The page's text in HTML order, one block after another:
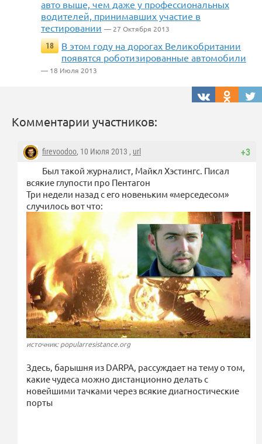
авто выше, чем даже у профессиональных
водителей, принимавших участие в
тестировании — 27 Октября 2013
18
В этом году на дорогах Великобритании
появятся роботизированные автомобили
— 18 Июля 2013
Комментарии участников:
+3
firevoodoo, 10 Июля 2013 , url
Был такой журналист, Майкл Хэстингс. Писал
всякие глупости про Пентагон
Три недели назад с его новеньким «мерседесом»
случилось вот что:
источник: popularresistance.org
Здесь, барышня из DARPA, рассуждает на тему о том,
какие чудеса можно дистанционно делать с
новейшими тачками через всякие диагностические
порты